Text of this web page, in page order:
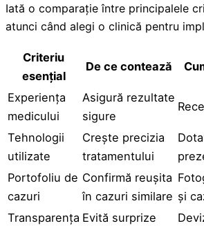
Iată o comparație între principalele
atunci când alegi o clinică pentru
Criteriu
esențial
De ce contează
Experiența
medicului
Asigură rezultate
sigure
Tehnologii
utilizate
Crește precizia
tratamentului
Portofoliu de
cazuri
Confirmă reușita
în cazuri similare și
Transparența Evită surprize